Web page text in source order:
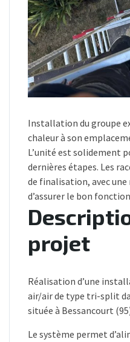
Installation du groupe
chaleur à son
L’unité est solidement
dernières étapes. Les
de finalisation, avec une
d’assurer le bon
projet
Réalisation d’une
air/air de type tri-split
située à Bessancourt
Le système permet